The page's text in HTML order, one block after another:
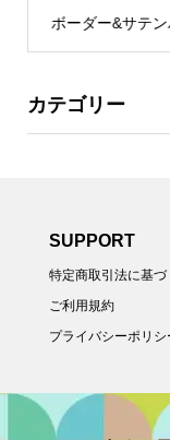
カテゴリー
SUPPORT
特定商取引法に基づ
ご利用規約
プライバシーポリシ